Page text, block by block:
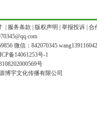
服务条款 版权声明 举报投诉| 合
微信：842070345
备14061253号-1
号
博宇文化传播有限公司